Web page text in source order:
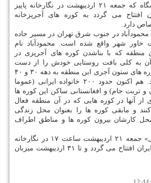
فصل اول این نمایشگاه كه جمعه ۲۱ اردیبهشت در نگارخانه پاییز
افتتاح می گردد به كوره های آجرپزخانه
دارد.
محمودآباد در جنوب شرق تهران در مسیر جاده
شهر واقع شده است. محمودآباد نام
منطقه كه با بناشدن كوره های آجرپزی در
به كلی بافت روستایی خودش را از دست
داده است. قدمت كوره های ستون آجری این منطقه به دهه ۳۰ و ۴۰
شمسی بر می گردد. هم اكنون حدود ۲۰۰ خانواده ایرانی (عموما
و تربت جام) و افغانستانی ساكن این كوره ها
از آنها در كوره هایی كه در آن منطقه فعال
و مابقی كوره ها را بعنوان محل زندگی
محل كارشان بیرون كوره ها و مناطق اطراف
نمایشگاه «نهر و نهال» جمعه ۲۱ اردیبهشت ساعت ۱۷ در نگارخانه
پاییز خانه هنرمندان ایران افتتاح می گردد و تا ۳۱ اردیبهشت میزبان